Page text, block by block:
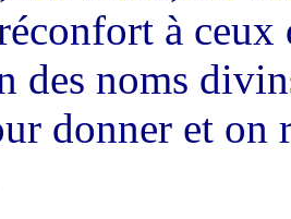
à
des noms
donner et on